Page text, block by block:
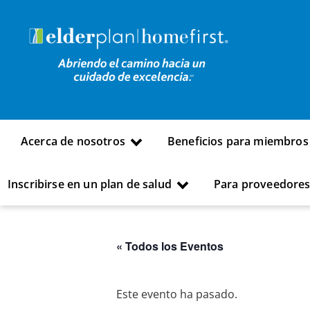
Acerca de nosotros Beneficios para miembros
Inscribirse en un plan de salud Para proveedores
« Todos los Eventos
Este evento ha pasado.